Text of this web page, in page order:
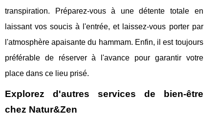
transpiration. Préparez-vous à une détente totale en
laissant vos soucis à l'entrée, et laissez-vous porter par
l'atmosphère apaisante du hammam. Enfin, il est toujours
préférable de réserver à l'avance pour garantir votre
place dans ce lieu prisé.
Explorez d'autres services de bien-être
chez Natur&Zen